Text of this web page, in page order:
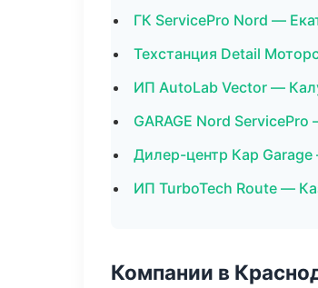
ГК ServicePro Nord —
Техстанция Detail
ИП AutoLab Vector —
GARAGE Nord
Дилер-центр Кар
ИП TurboTech Route —
Компании в